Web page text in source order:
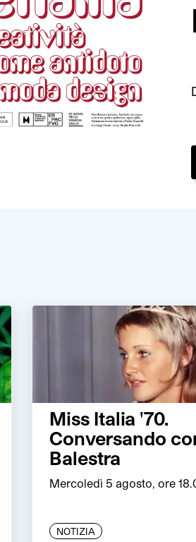
Miss Italia '70.
Conversando
Balestra
Mercoledì 5 agosto, ore
NOTIZIA